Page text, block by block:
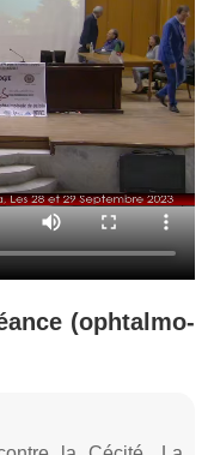
(ophtalmo-